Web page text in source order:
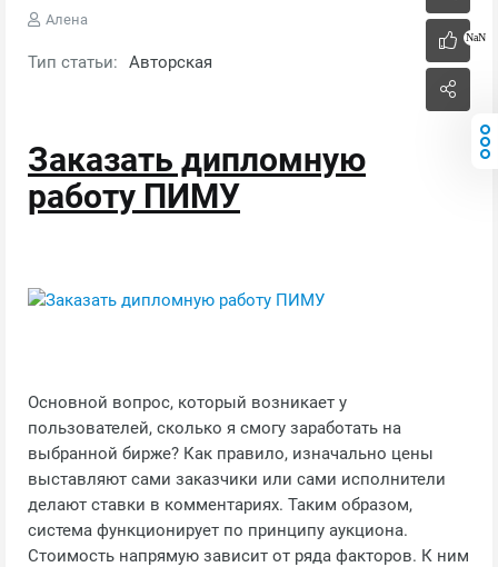
NaN
Алена
Тип статьи: Авторская
Заказать дипломную
работу ПИМУ
Основной вопрос, который возникает у
пользователей, сколько я смогу заработать на
выбранной бирже? Как правило, изначально цены
выставляют сами заказчики или сами исполнители
делают ставки в комментариях. Таким образом,
система функционирует по принципу аукциона.
Стоимость напрямую зависит от ряда факторов. К ним